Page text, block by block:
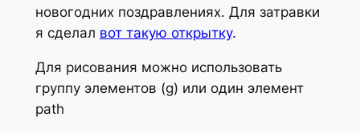
новогодних поздравлениях. Для затравки
я сделал вот такую открытку.
Для рисования можно использовать
группу элементов (g) или один элемент
path